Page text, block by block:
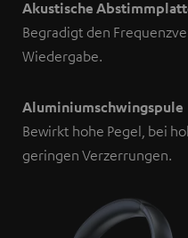
personenbezogene
übermittelt werden.
Datenschutzerklärung
Akustische
Begradigt den
Wiedergabe.
Aluminiumschwingspule
Bewirkt hohe Pegel, bei
geringen Verzerrungen.